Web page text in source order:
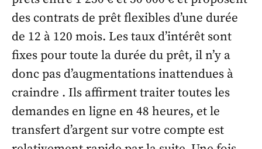
des contrats de prêt flexibles d’une durée
de 12 à 120 mois. Les taux d’intérêt sont
fixes pour toute la durée du prêt, il n’y a
donc pas d’augmentations inattendues à
craindre . Ils affirment traiter toutes les
demandes en ligne en 48 heures, et le
transfert d’argent sur votre compte est